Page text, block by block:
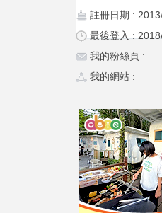
註冊日期 :
最後登入 :
我的粉絲頁 :
我的網站 :